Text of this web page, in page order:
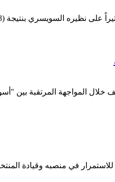
ومنصف خلال المواجهة المرتقبة
في منصبه وقيادة